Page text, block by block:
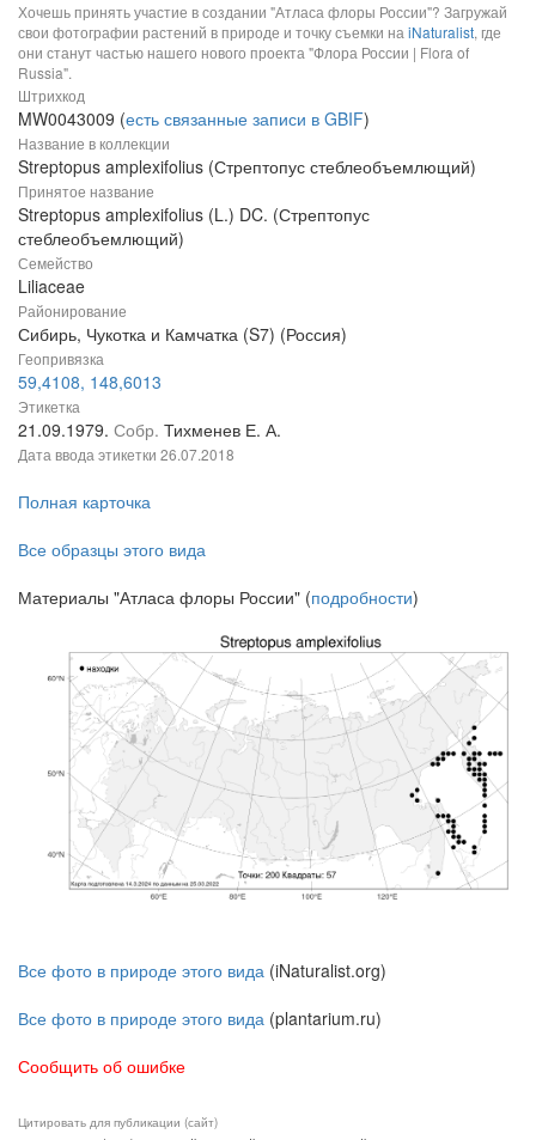
Хочешь принять участие в создании "Атласа флоры России"? Загружай
свои фотографии растений в природе и точку съемки наiNaturalist, где
они станут частью нашего нового проекта "Флора России | Flora of
Russia".
Штрихкод
MW0043009 (есть связанные записи в GBIF)
Название в коллекции
Streptopus amplexifolius (Стрептопус стеблеобъемлющий)
Принятое название
Streptopus amplexifolius (L.) DC. (Стрептопус
стеблеобъемлющий)
Семейство
Liliaceae
Районирование
Сибирь, Чукотка и Камчатка (S7) (Россия)
Геопривязка
59,4108, 148,6013
Этикетка
21.09.1979. Собр. Тихменев Е. А.
Дата ввода этикетки 26.07.2018
Полная карточка
Все образцы этого вида
Материалы "Атласа флоры России" (подробности)
Все фото в природе этого вида (iNaturalist.org)
Все фото в природе этого вида (plantarium.ru)
Сообщить об ошибке
Цитировать для публикации (сайт)